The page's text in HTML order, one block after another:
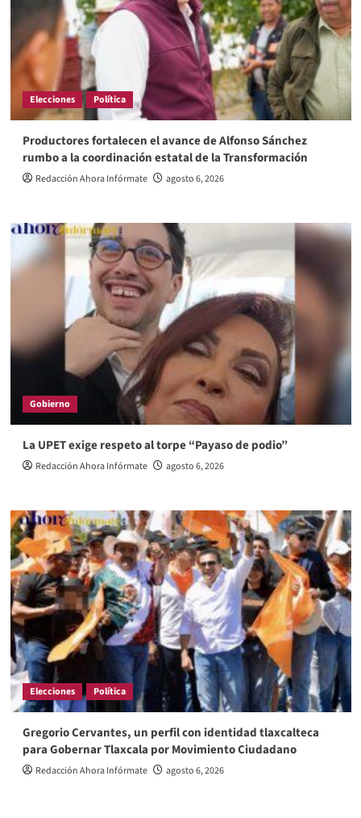
Elecciones Política
Productores fortalecen el avance de Alfonso Sánchez
rumbo a la coordinación estatal de la Transformación
Redacción Ahora Infórmate agosto 6, 2026
Gobierno
La UPET exige respeto al torpe “Payaso de podio”
Redacción Ahora Infórmate agosto 6, 2026
Elecciones Política
Gregorio Cervantes, un perfil con identidad tlaxcalteca
para Gobernar Tlaxcala por Movimiento Ciudadano
Redacción Ahora Infórmate agosto 6, 2026